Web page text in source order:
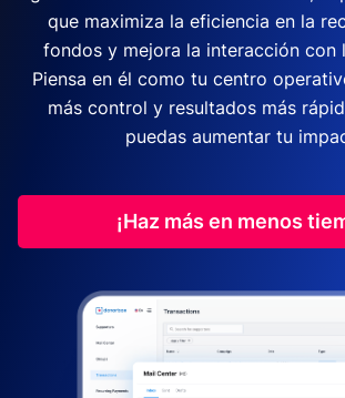
que maximiza la eficiencia en la
fondos y mejora la interacción con
Piensa en él como tu centro
más control y resultados más
puedas aumentar tu
¡Haz más en menos